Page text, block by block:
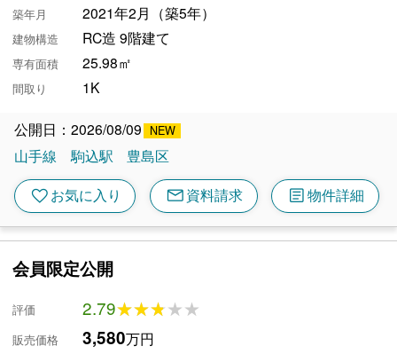
築年月 2021年2月（築5年）
建物構造 RC造 9階建て
専有面積 25.98㎡
間取り 1K
公開日：2026/08/09
山手線
駒込駅 豊島区
favoriteお気に入り mail資料請求 article物件詳細
会員限定公開
評価 2.79★★★★★
★★★★★
販売価格 3,580万円